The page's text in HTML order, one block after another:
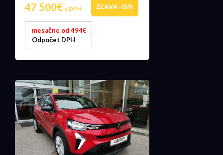
47 500€ s DPH ZĽAVA -15%
mesačne od 494€
Odpočet DPH